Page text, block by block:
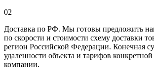
02
Доставка по РФ. Мы готовы предложить
по скорости и стоимости схему доставки
регион Российской Федерации. Конечная
удаленности объекта и тарифов
компании.